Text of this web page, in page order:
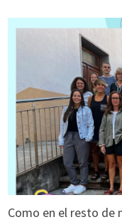
Como en el resto de